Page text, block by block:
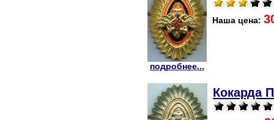
подробнее...
Наша цена:
Кокарда